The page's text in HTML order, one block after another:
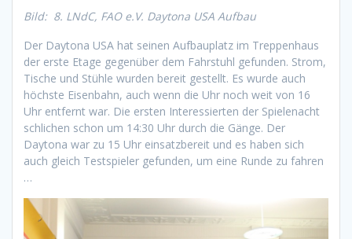
Bild: 8. LNdC, FAO e.V. Daytona USA Aufbau
Der Daytona USA hat seinen Aufbauplatz im Treppenhaus
der erste Etage gegenüber dem Fahrstuhl gefunden. Strom,
Tische und Stühle wurden bereit gestellt. Es wurde auch
höchste Eisenbahn, auch wenn die Uhr noch weit von 16
Uhr entfernt war. Die ersten Interessierten der Spielenacht
schlichen schon um 14:30 Uhr durch die Gänge. Der
Daytona war zu 15 Uhr einsatzbereit und es haben sich
auch gleich Testspieler gefunden, um eine Runde zu fahren
…